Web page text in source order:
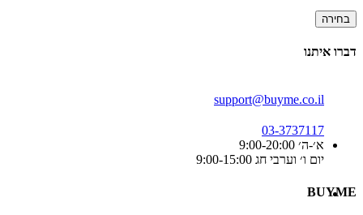
בחירה
דברו איתנו
support@buyme.co.il
03-3737117
א׳-ה׳ 9:00-20:00
יום ו׳ וערבי חג 9:00-15:00
BUYME